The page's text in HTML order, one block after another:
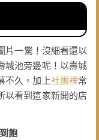
城池旁邊呢！以壽城
不久，加上社團裡常
以看到這家新開的店
飽